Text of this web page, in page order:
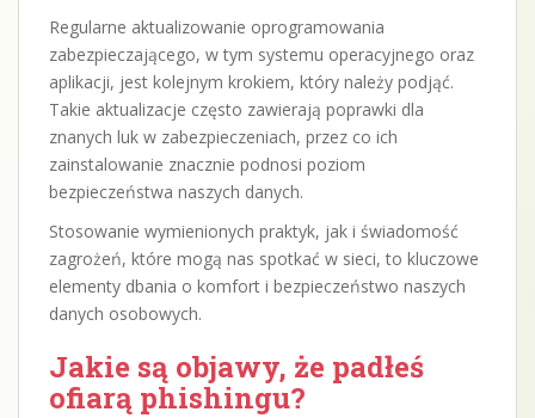
Regularne aktualizowanie oprogramowania
zabezpieczającego, w tym systemu operacyjnego oraz
aplikacji, jest kolejnym krokiem, który należy podjąć.
Takie aktualizacje często zawierają poprawki dla
znanych luk w zabezpieczeniach, przez co ich
zainstalowanie znacznie podnosi poziom
bezpieczeństwa naszych danych.
Stosowanie wymienionych praktyk, jak i świadomość
zagrożeń, które mogą nas spotkać w sieci, to kluczowe
elementy dbania o komfort i bezpieczeństwo naszych
danych osobowych.
Jakie są objawy, że padłeś
ofiarą phishingu?